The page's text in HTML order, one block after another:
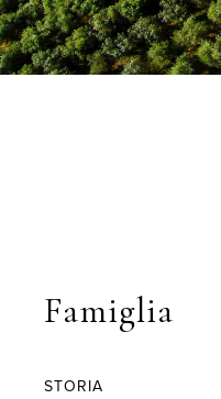
Famiglia
STORIA